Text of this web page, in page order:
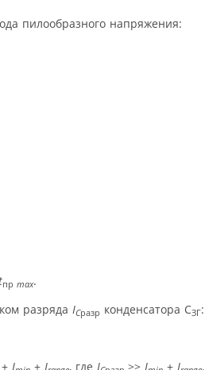
пилообразного напряжения:
пр max.
разряда ICразр конденсатора CЗГ:
+ I + I , где I >> I + I .